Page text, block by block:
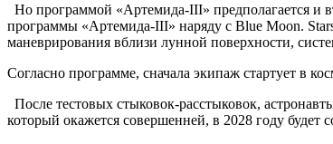
Но программой «Артемида-III» предполагается и
программы «Артемида-III» наряду с Blue Moon.
маневрирования вблизи лунной поверхности,
Согласно программе, сначала экипаж стартует в
После тестовых стыковок-расстыковок,
который окажется совершенней, в 2028 году